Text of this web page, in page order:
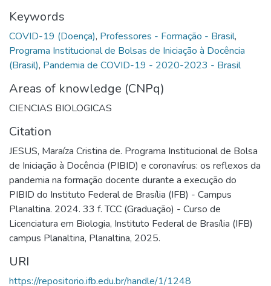
Keywords
COVID-19 (Doença), Professores - Formação - Brasil,
Programa Institucional de Bolsas de Iniciação à Docência
(Brasil), Pandemia de COVID-19 - 2020-2023 - Brasil
Areas of knowledge (CNPq)
CIENCIAS BIOLOGICAS
Citation
JESUS, Maraíza Cristina de. Programa Institucional de Bolsa
de Iniciação à Docência (PIBID) e coronavírus: os reflexos da
pandemia na formação docente durante a execução do
PIBID do Instituto Federal de Brasília (IFB) - Campus
Planaltina. 2024. 33 f. TCC (Graduação) - Curso de
Licenciatura em Biologia, Instituto Federal de Brasília (IFB)
campus Planaltina, Planaltina, 2025.
URI
https://repositorio.ifb.edu.br/handle/1/1248